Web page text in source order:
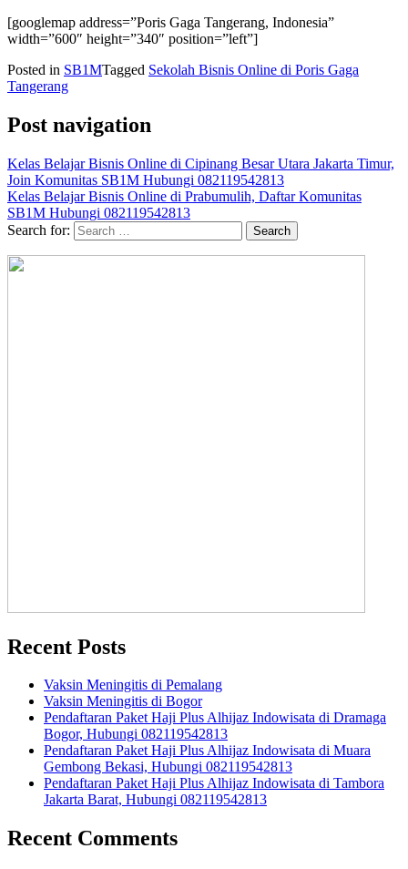
[googlemap address=”Poris Gaga Tangerang, Indonesia”
width=”600″ height=”340″ position=”left”]
Posted in SB1MTagged Sekolah Bisnis Online di Poris Gaga
Tangerang
Post navigation
Kelas Belajar Bisnis Online di Cipinang Besar Utara Jakarta Timur,
Join Komunitas SB1M Hubungi 082119542813
Kelas Belajar Bisnis Online di Prabumulih, Daftar Komunitas
SB1M Hubungi 082119542813
Search for:
Recent Posts
Vaksin Meningitis di Pemalang
Vaksin Meningitis di Bogor
Pendaftaran Paket Haji Plus Alhijaz Indowisata di Dramaga
Bogor, Hubungi 082119542813
Pendaftaran Paket Haji Plus Alhijaz Indowisata di Muara
Gembong Bekasi, Hubungi 082119542813
Pendaftaran Paket Haji Plus Alhijaz Indowisata di Tambora
Jakarta Barat, Hubungi 082119542813
Recent Comments